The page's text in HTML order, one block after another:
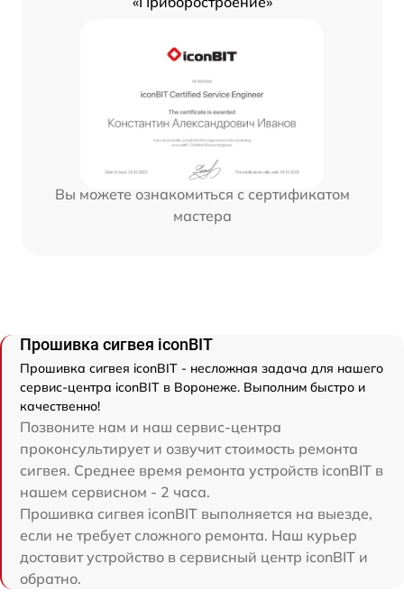
Вы можете ознакомиться с сертификатом
мастера
Прошивка сигвея iconBIT
Прошивка сигвея iconBIT - несложная задача для нашего
сервис-центра iconBIT в Воронеже. Выполним быстро и
качественно!
Позвоните нам и наш сервис-центра
проконсультирует и озвучит стоимость ремонта
сигвея. Среднее время ремонта устройств iconBIT в
нашем сервисном - 2 часа.
Прошивка сигвея iconBIT выполняется на выезде,
если не требует сложного ремонта. Наш курьер
доставит устройство в сервисный центр iconBIT и
обратно.